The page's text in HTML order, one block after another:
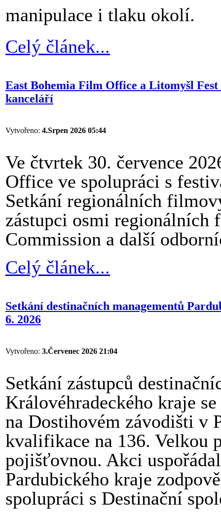
manipulace i tlaku okolí.
Celý článek...
East Bohemia Film Office a Litomyšl
kanceláří
Vytvořeno: 4.Srpen 2026 05:44
Ve čtvrtek 30. července
Office ve spolupráci s
Setkání regionálních
zástupci osmi
Commission a další
Celý článek...
Setkání destinačních managementů
6. 2026
Vytvořeno: 3.Červenec 2026 21:04
Setkání zástupců
Královéhradeckého kraje
na Dostihovém závodišti v
kvalifikace na 136. Velkou
pojišťovnou. Akci
Pardubického kraje
spolupráci s Destinační